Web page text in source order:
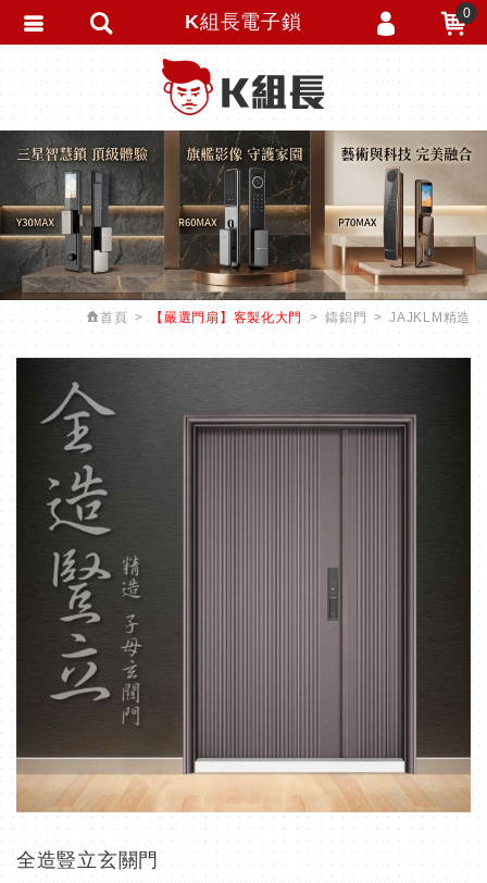
首頁 【嚴選門扇】客製化大門 鑄鋁門 JAJKLM精造
全造豎立玄關門
K組長電子鎖 0
會員註冊
忘記密碼
訂單查詢
追蹤清單
匯款通知